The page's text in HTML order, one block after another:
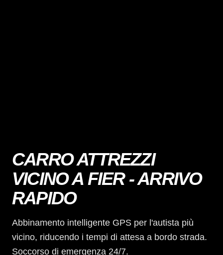
CARRO ATTREZZI
VICINO A FIER - ARRIVO
RAPIDO
Abbinamento intelligente GPS per l'autista più
vicino, riducendo i tempi di attesa a bordo strada.
Soccorso di emergenza 24/7.